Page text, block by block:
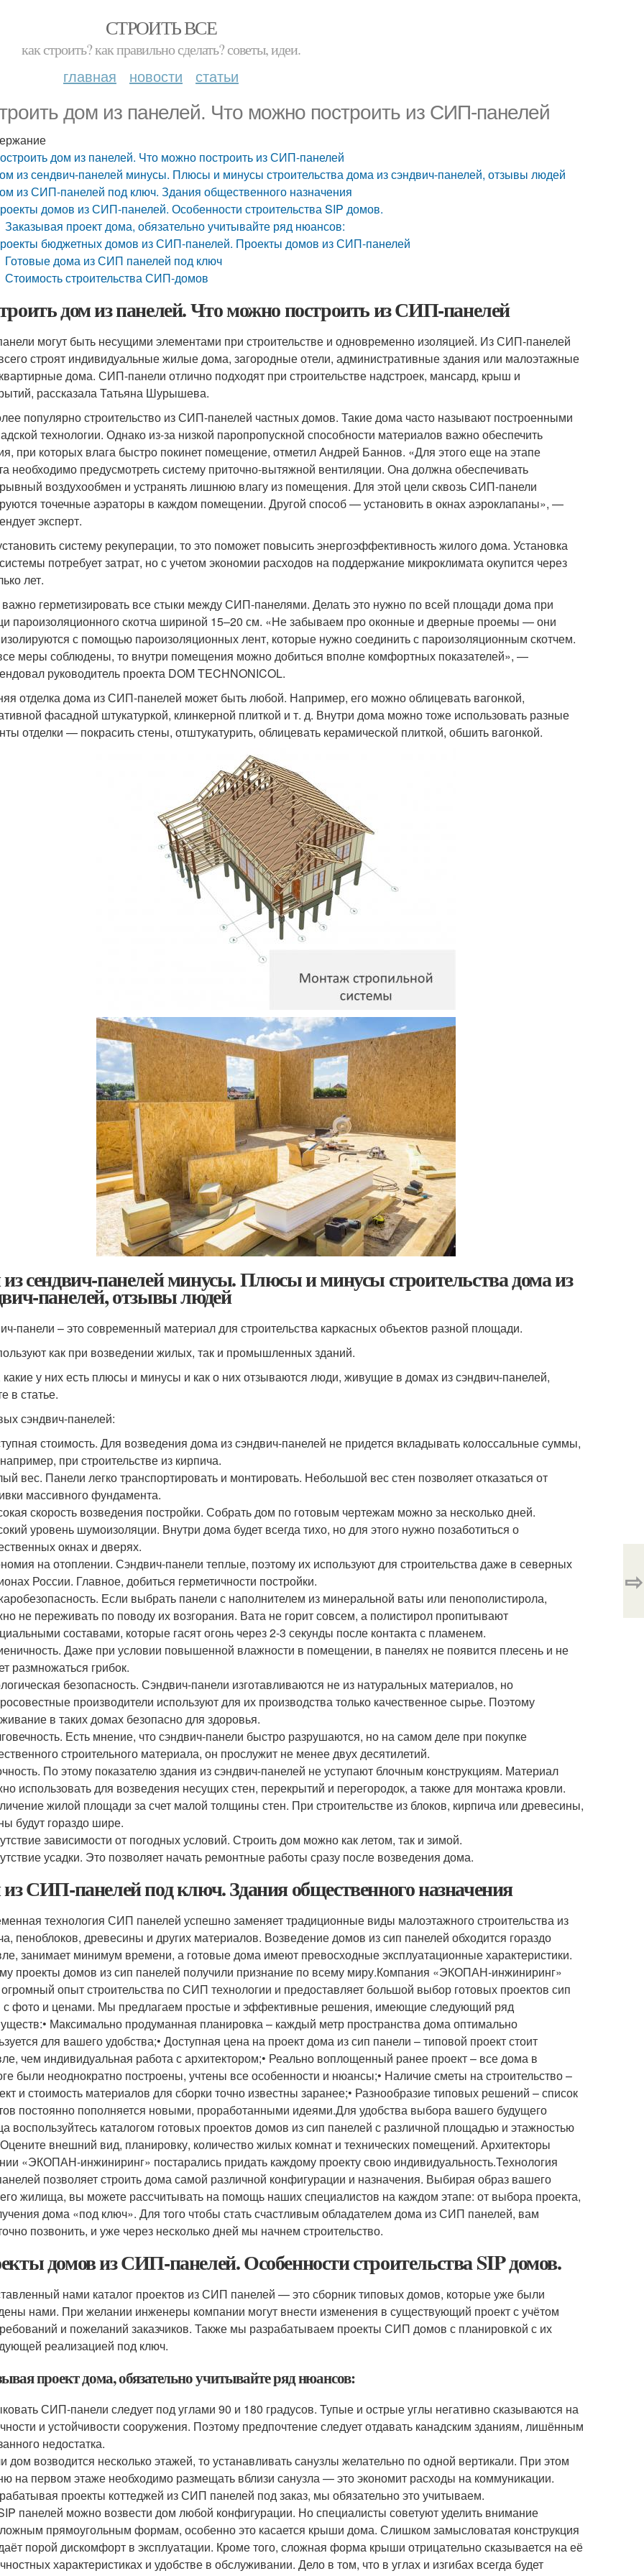
СТРОИТЬ ВСЕ
как строить? как правильно сделать? советы, идеи.
главная новости статьи
дом из панелей. Что можно построить из СИП-панелей
дом из панелей. Что можно построить из СИП-панелей
из сендвич-панелей минусы. Плюсы и минусы строительства дома из сэндвич-панелей, отзывы людей
из СИП-панелей под ключ. Здания общественного назначения
домов из СИП-панелей. Особенности строительства SIP домов.
Заказывая проект дома, обязательно учитывайте ряд нюансов:
бюджетных домов из СИП-панелей. Проекты домов из СИП-панелей
Готовые дома из СИП панелей под ключ
Стоимость строительства СИП-домов
дом из панелей. Что можно построить из СИП-панелей
могут быть несущими элементами при строительстве и одновременно изоляцией. Из СИП-панелей
строят индивидуальные жилые дома, загородные отели, административные здания или малоэтажные
дома. СИП-панели отлично подходят при строительстве надстроек, мансард, крыш и
рассказала Татьяна Шурышева.
популярно строительство из СИП-панелей частных домов. Такие дома часто называют построенными
технологии. Однако из-за низкой паропропускной способности материалов важно обеспечить
при которых влага быстро покинет помещение, отметил Андрей Баннов. «Для этого еще на этапе
необходимо предусмотреть систему приточно-вытяжной вентиляции. Она должна обеспечивать
воздухообмен и устранять лишнюю влагу из помещения. Для этой цели сквозь СИП-панели
точечные аэраторы в каждом помещении. Другой способ — установить в окнах аэроклапаны», —
эксперт.
систему рекуперации, то это поможет повысить энергоэффективность жилого дома. Установка
потребует затрат, но с учетом экономии расходов на поддержание микроклимата окупится через
лет.
герметизировать все стыки между СИП-панелями. Делать это нужно по всей площади дома при
пароизоляционного скотча шириной 15–20 см. «Не забываем про оконные и дверные проемы — они
с помощью пароизоляционных лент, которые нужно соединить с пароизоляционным скотчем.
меры соблюдены, то внутри помещения можно добиться вполне комфортных показателей», —
руководитель проекта DOM TECHNONICOL.
отделка дома из СИП-панелей может быть любой. Например, его можно облицевать вагонкой,
фасадной штукатуркой, клинкерной плиткой и т. д. Внутри дома можно тоже использовать разные
отделки — покрасить стены, отштукатурить, облицевать керамической плиткой, обшить вагонкой.
сендвич-панелей минусы. Плюсы и минусы строительства дома из
панелей, отзывы людей
панели – это современный материал для строительства каркасных объектов разной площади.
как при возведении жилых, так и промышленных зданий.
у них есть плюсы и минусы и как о них отзываются люди, живущие в домах из сэндвич-панелей,
в статье.
сэндвич-панелей:
стоимость. Для возведения дома из сэндвич-панелей не придется вкладывать колоссальные суммы,
при строительстве из кирпича.
вес. Панели легко транспортировать и монтировать. Небольшой вес стен позволяет отказаться от
массивного фундамента.
скорость возведения постройки. Собрать дом по готовым чертежам можно за несколько дней.
уровень шумоизоляции. Внутри дома будет всегда тихо, но для этого нужно позаботиться о
окнах и дверях.
на отоплении. Сэндвич-панели теплые, поэтому их используют для строительства даже в северных
России. Главное, добиться герметичности постройки.
Если выбрать панели с наполнителем из минеральной ваты или пенополистирола,
не переживать по поводу их возгорания. Вата не горит совсем, а полистирол пропитывают
составами, которые гасят огонь через 2-3 секунды после контакта с пламенем.
Даже при условии повышенной влажности в помещении, в панелях не появится плесень и не
размножаться грибок.
безопасность. Сэндвич-панели изготавливаются не из натуральных материалов, но
производители используют для их производства только качественное сырье. Поэтому
в таких домах безопасно для здоровья.
Есть мнение, что сэндвич-панели быстро разрушаются, но на самом деле при покупке
строительного материала, он прослужит не менее двух десятилетий.
По этому показателю здания из сэндвич-панелей не уступают блочным конструкциям. Материал
использовать для возведения несущих стен, перекрытий и перегородок, а также для монтажа кровли.
жилой площади за счет малой толщины стен. При строительстве из блоков, кирпича или древесины,
будут гораздо шире.
зависимости от погодных условий. Строить дом можно как летом, так и зимой.
усадки. Это позволяет начать ремонтные работы сразу после возведения дома.
СИП-панелей под ключ. Здания общественного назначения
технология СИП панелей успешно заменяет традиционные виды малоэтажного строительства из
пеноблоков, древесины и других материалов. Возведение домов из сип панелей обходится гораздо
занимает минимум времени, а готовые дома имеют превосходные эксплуатационные характеристики.
проекты домов из сип панелей получили признание по всему миру.Компания «ЭКОПАН-инжиниринг»
опыт строительства по СИП технологии и предоставляет большой выбор готовых проектов сип
с фото и ценами. Мы предлагаем простые и эффективные решения, имеющие следующий ряд
Максимально продуманная планировка – каждый метр пространства дома оптимально
для вашего удобства;• Доступная цена на проект дома из сип панели – типовой проект стоит
чем индивидуальная работа с архитектором;• Реально воплощенный ранее проект – все дома в
были неоднократно построены, учтены все особенности и нюансы;• Наличие сметы на строительство –
и стоимость материалов для сборки точно известны заранее;• Разнообразие типовых решений – список
постоянно пополняется новыми, проработанными идеями.Для удобства выбора вашего будущего
воспользуйтесь каталогом готовых проектов домов из сип панелей с различной площадью и этажностью
внешний вид, планировку, количество жилых комнат и технических помещений. Архитекторы
«ЭКОПАН-инжиниринг» постарались придать каждому проекту свою индивидуальность.Технология
позволяет строить дома самой различной конфигурации и назначения. Выбирая образ вашего
жилища, вы можете рассчитывать на помощь наших специалистов на каждом этапе: от выбора проекта,
дома «под ключ». Для того чтобы стать счастливым обладателем дома из СИП панелей, вам
позвонить, и уже через несколько дней мы начнем строительство.
домов из СИП-панелей. Особенности строительства SIP домов.
нами каталог проектов из СИП панелей — это сборник типовых домов, которые уже были
нами. При желании инженеры компании могут внести изменения в существующий проект с учётом
и пожеланий заказчиков. Также мы разрабатываем проекты СИП домов с планировкой с их
реализацией под ключ.
проект дома, обязательно учитывайте ряд нюансов:
СИП-панели следует под углами 90 и 180 градусов. Тупые и острые углы негативно сказываются на
и устойчивости сооружения. Поэтому предпочтение следует отдавать канадским зданиям, лишённым
недостатка.
дом возводится несколько этажей, то устанавливать санузлы желательно по одной вертикали. При этом
на первом этаже необходимо размещать вблизи санузла — это экономит расходы на коммуникации.
проекты коттеджей из СИП панелей под заказ, мы обязательно это учитываем.
панелей можно возвести дом любой конфигурации. Но специалисты советуют уделить внимание
прямоугольным формам, особенно это касается крыши дома. Слишком замысловатая конструкция
порой дискомфорт в эксплуатации. Кроме того, сложная форма крыши отрицательно сказывается на её
характеристиках и удобстве в обслуживании. Дело в том, что в углах и изгибах всегда будет
⇨